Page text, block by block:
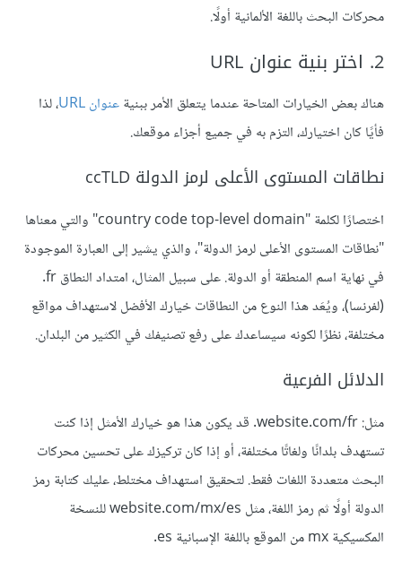
محركات البحث باللغة الألمانية أولًا.
2. اختر بنية عنوان URL
هناك بعض الخيارات المتاحة عندما يتعلق الأمر ببنيةعنوان URL
، لذا
فأيًا كان اختيارك، التزم به في جميع أجزاء موقعك.
نطاقات المستوى الأعلى لرمز الدولة ccTLD
اختصارًا لكلمة "country code top-level domain" والتي معناها
"نطاقات المستوى الأعلى لرمز الدولة"، والذي يشير إلى العبارة الموجودة
في نهاية اسم المنطقة أو الدولة. على سبيل المثال، امتداد النطاق fr.
(لفرنسا)، ويُعَد هذا النوع من النطاقات خيارك الأفضل لاستهداف مواقع
مختلفة، نظرًا لكونه سيساعدك على رفع تصنيفك في الكثير من البلدان.
الدلائل الفرعية
مثل: website.com/fr. قد يكون هذا هو خيارك الأمثل إذا كنت
تستهدف بلدانًا ولغاتًا مختلفة، أو إذا كان تركيزك على تحسين محركات
البحث متعددة اللغات فقط. لتحقيق استهداف مختلط، عليك كتابة رمز
الدولة أولًا ثم رمز اللغة، مثل website.com/mx/es للنسخة
المكسيكية mx من الموقع باللغة الإسبانية es.